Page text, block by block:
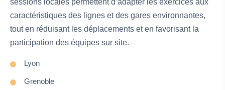
sessions locales permettent d’adapter les exercices aux
caractéristiques des lignes et des gares environnantes,
tout en réduisant les déplacements et en favorisant la
participation des équipes sur site.
Lyon
Grenoble